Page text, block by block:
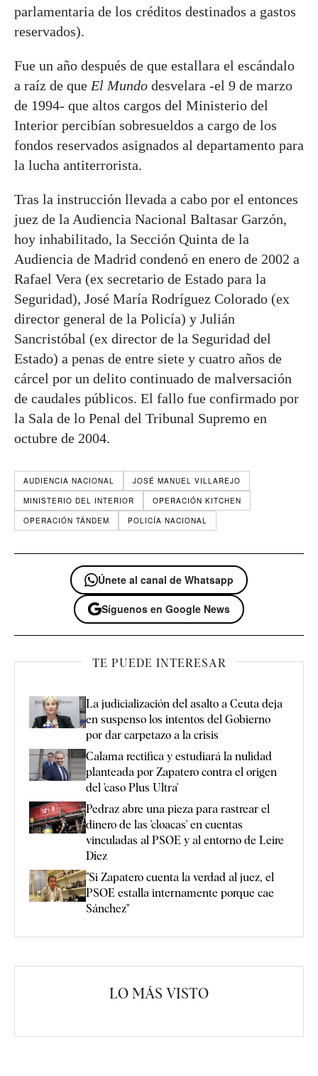
parlamentaria de los créditos destinados a gastos
reservados).
Fue un año después de que estallara el escándalo
a raíz de que El Mundo desvelara -el 9 de marzo
de 1994- que altos cargos del Ministerio del
Interior percibían sobresueldos a cargo de los
fondos reservados asignados al departamento para
la lucha antiterrorista.
Tras la instrucción llevada a cabo por el entonces
juez de la Audiencia Nacional Baltasar Garzón,
hoy inhabilitado, la Sección Quinta de la
Audiencia de Madrid condenó en enero de 2002 a
Rafael Vera (ex secretario de Estado para la
Seguridad), José María Rodríguez Colorado (ex
director general de la Policía) y Julián
Sancristóbal (ex director de la Seguridad del
Estado) a penas de entre siete y cuatro años de
cárcel por un delito continuado de malversación
de caudales públicos. El fallo fue confirmado por
la Sala de lo Penal del Tribunal Supremo en
octubre de 2004.
AUDIENCIA NACIONAL
JOSÉ MANUEL VILLAREJO
MINISTERIO DEL INTERIOR
OPERACIÓN KITCHEN
OPERACIÓN TÁNDEM
POLICÍA NACIONAL
Únete al canal de Whatsapp
Síguenos en Google News
TE PUEDE INTERESAR
La judicialización del asalto a Ceuta deja
en suspenso los intentos del Gobierno
por dar carpetazo a la crisis
Calama rectifica y estudiará la nulidad
planteada por Zapatero contra el origen
del 'caso Plus Ultra'
Pedraz abre una pieza para rastrear el
dinero de las 'cloacas' en cuentas
vinculadas al PSOE y al entorno de Leire
Díez
"Si Zapatero cuenta la verdad al juez, el
PSOE estalla internamente porque cae
Sánchez"
LO MÁS VISTO